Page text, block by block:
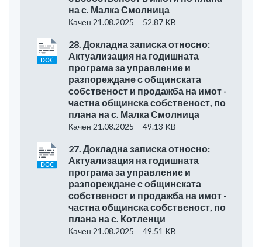
на с. Малка Смолница
Качен 21.08.2025 52.87 KB
28. Докладна записка относно:
Актуализация на годишната
програма за управление и
разпореждане с общинската
собственост и продажба на имот -
частна общинска собственост, по
плана на с. Малка Смолница
Качен 21.08.2025 49.13 KB
27. Докладна записка относно:
Актуализация на годишната
програма за управление и
разпореждане с общинската
собственост и продажба на имот -
частна общинска собственост, по
плана на с. Котленци
Качен 21.08.2025 49.51 KB